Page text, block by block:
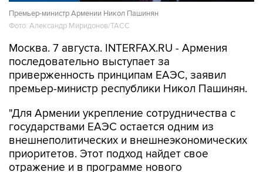
Премьер-министр Армении Никол Пашинян
Фото: Александр Миридонов/ТАСС
Москва. 7 августа. INTERFAX.RU - Армения
последовательно выступает за
приверженность принципам ЕАЭС, заявил
премьер-министр республики Никол Пашинян.
"Для Армении укрепление сотрудничества с
государствами ЕАЭС остается одним из
внешнеполитических и внешнеэкономических
приоритетов. Этот подход найдет свое
отражение и в программе нового